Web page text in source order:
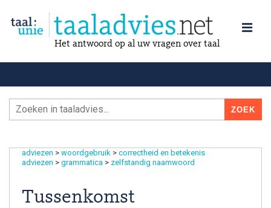
Het antwoord op al uw vragen over taal
adviezen > woordgebruik > correctheid en betekenis
adviezen > grammatica > zelfstandig naamwoord
Tussenkomst